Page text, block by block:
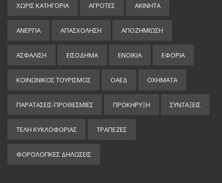
ΧΩΡΊΣ ΚΑΤΗΓΟΡΊΑ ΑΓΡΟΤΕΣ ΑΚΙΝΗΤΑ
ΑΝΕΡΓΙΑ ΑΠΑΣΧΟΛΗΣΗ ΑΠΟΖΗΜΙΩΣΗ
ΑΣΦΑΛΙΣΗ ΕΙΣΌΔΗΜΑ ΕΝΟΙΚΙΑ ΕΦΟΡΙΑ
ΚΟΙΝΩΝΙΚΟΣ ΤΟΥΡΙΣΜΟΣ ΟΑΕΔ ΟΧΗΜΑΤΑ
ΠΑΡΑΤΑΣΕΙΣ-ΠΡΟΘΕΣΜΙΕΣ ΠΡΟΚΉΡΥΞΗ ΣΥΝΤΑΞΕΙΣ
ΤΕΛΗ ΚΥΚΛΟΦΟΡΙΑΣ ΤΡΑΠΕΖΕΣ
ΦΟΡΟΛΟΓΙΚΕΣ ΔΗΛΩΣΕΙΣ